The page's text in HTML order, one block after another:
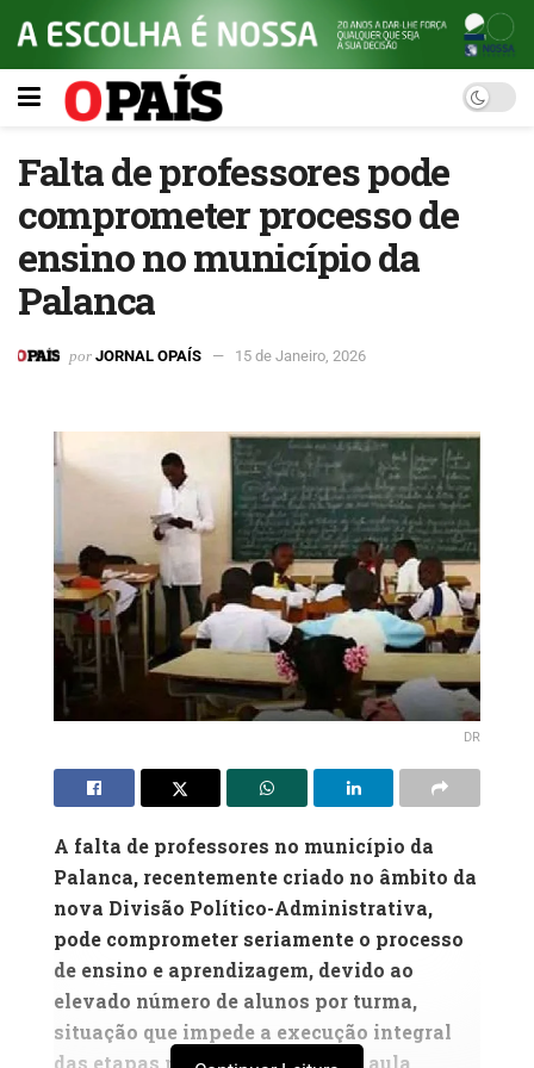
Falta de professores pode
comprometer processo de
ensino no município da
Palanca
por JORNAL OPAÍS 15 de Janeiro, 2026
DR
A falta de professores no município da
Palanca, recentemente criado no âmbito da
nova Divisão Político-Administrativa,
pode comprometer seriamente o processo
de ensino e aprendizagem, devido ao
elevado número de alunos por turma,
situação que impede a execução integral
das etapas pedagógicas de uma aula